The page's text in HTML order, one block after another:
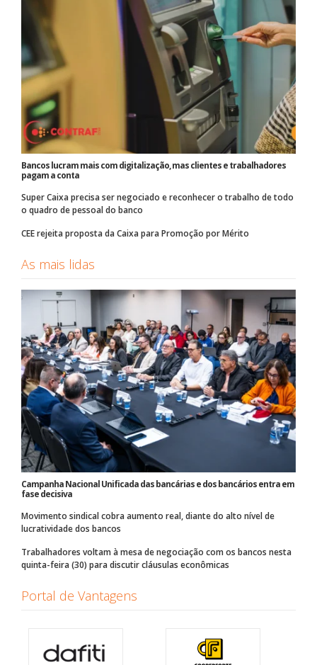
Bancos lucram mais com digitalização, mas clientes e trabalhadores
pagam a conta
Super Caixa precisa ser negociado e reconhecer o trabalho de todo
o quadro de pessoal do banco
CEE rejeita proposta da Caixa para Promoção por Mérito
As mais lidas
Campanha Nacional Unificada das bancárias e dos bancários entra em
fase decisiva
Movimento sindical cobra aumento real, diante do alto nível de
lucratividade dos bancos
Trabalhadores voltam à mesa de negociação com os bancos nesta
quinta-feira (30) para discutir cláusulas econômicas
Portal de Vantagens